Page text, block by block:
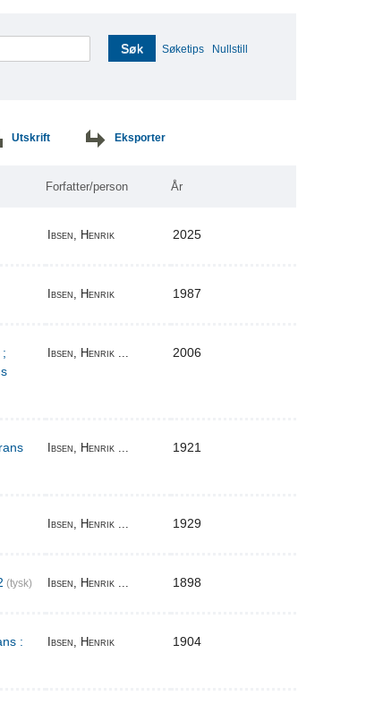
Søk Søketips Nullstill
Utskrift Eksporter
Forfatter/person År
Ibsen, Henrik 2025
Ibsen, Henrik 1987
Ibsen, Henrik ... 2006
Ibsen, Henrik ... 1921
Ibsen, Henrik ... 1929
(tysk) Ibsen, Henrik ... 1898
:
Ibsen, Henrik 1904